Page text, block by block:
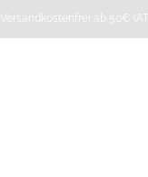
Versandkostenfrei ab 50€